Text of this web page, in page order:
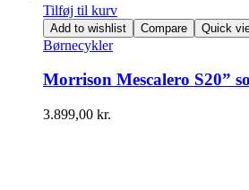
Tilføj til kurv
Add to wishlist Compare Quick
Børnecykler
Morrison Mescalero S20”
3.899,00 kr.